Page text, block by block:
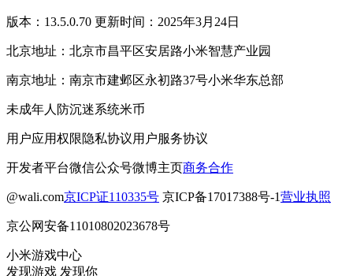
版本：13.5.0.70 更新时间：2025年3月24日
北京地址：北京市昌平区安居路小米智慧产业园
南京地址：南京市建邺区永初路37号小米华东总部
未成年人防沉迷系统米币
用户应用权限隐私协议用户服务协议
开发者平台微信公众号微博主页商务合作
@wali.com京ICP证110335号 京ICP备17017388号-1营业执照
京公网安备11010802023678号
小米游戏中心
发现游戏 发现你